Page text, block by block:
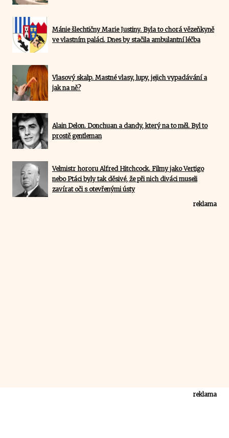
Mánie šlechtičny Marie Justiny. Byla to chorá vězeňkyně
ve vlastním paláci. Dnes by stačila ambulantní léčba
Vlasový skalp. Mastné vlasy, lupy, jejich vypadávání a
jak na ně?
Alain Delon. Donchuan a dandy, který na to měl. Byl to
prostě gentleman
Velmistr hororu Alfred Hitchcock. Filmy jako Vertigo
nebo Ptáci byly tak děsivé, že při nich diváci museli
zavírat oči s otevřenými ústy
reklama
reklama